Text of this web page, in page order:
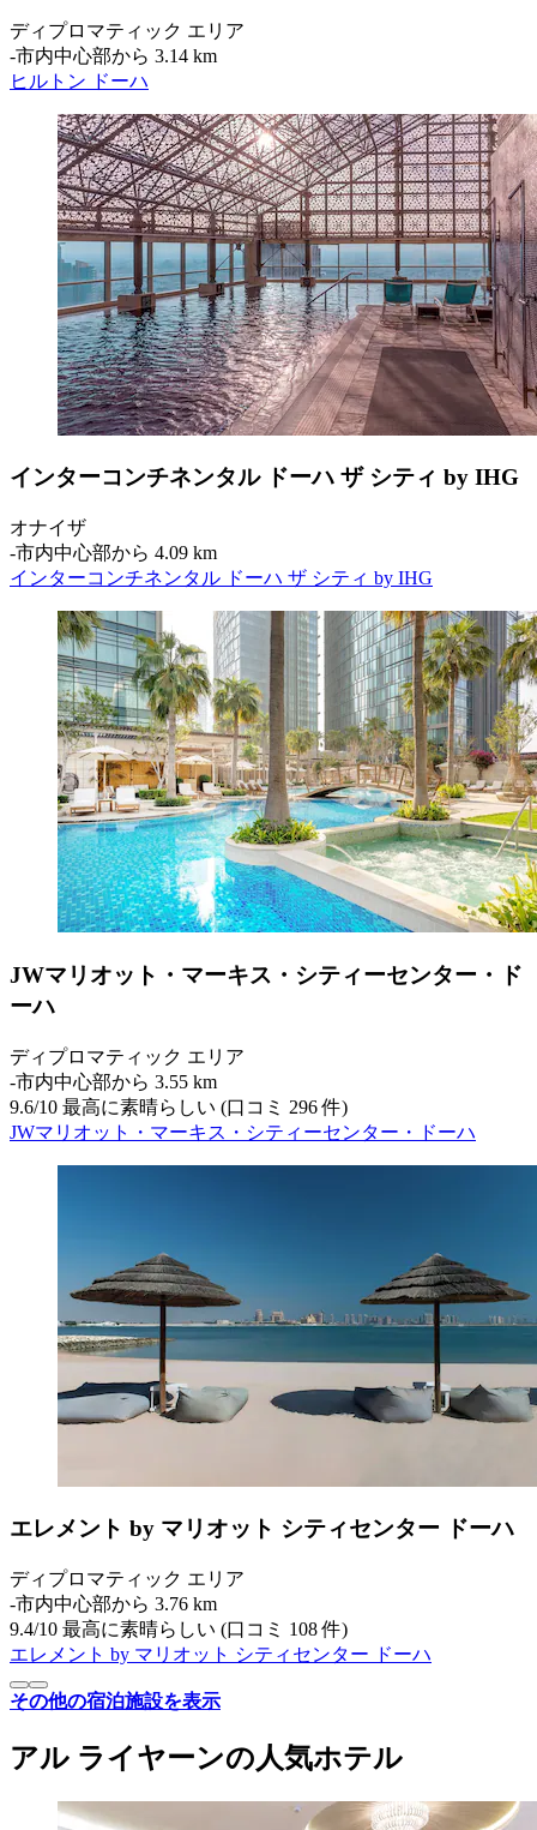
ディプロマティック エリア
‐市内中心部から 3.14 km
ヒルトン ドーハ
インターコンチネンタル ドーハ ザ シティ by IHG
オナイザ
‐市内中心部から 4.09 km
インターコンチネンタル ドーハ ザ シティ by IHG
JWマリオット・マーキス・シティーセンター・ド
ーハ
ディプロマティック エリア
‐市内中心部から 3.55 km
9.6/10 最高に素晴らしい (口コミ 296 件)
JWマリオット・マーキス・シティーセンター・ドーハ
エレメント by マリオット シティセンター ドーハ
ディプロマティック エリア
‐市内中心部から 3.76 km
9.4/10 最高に素晴らしい (口コミ 108 件)
エレメント by マリオット シティセンター ドーハ
その他の宿泊施設を表示
アル ライヤーンの人気ホテル